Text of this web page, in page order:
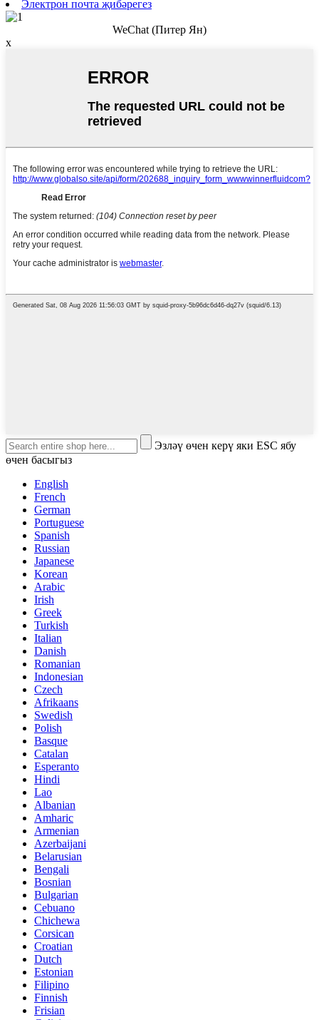
Электрон почта җибәрегез
WeChat (Питер Ян)
x
Эзләү өчен керү яки ESC ябу
өчен басыгыз
English
French
German
Portuguese
Spanish
Russian
Japanese
Korean
Arabic
Irish
Greek
Turkish
Italian
Danish
Romanian
Indonesian
Czech
Afrikaans
Swedish
Polish
Basque
Catalan
Esperanto
Hindi
Lao
Albanian
Amharic
Armenian
Azerbaijani
Belarusian
Bengali
Bosnian
Bulgarian
Cebuano
Chichewa
Corsican
Croatian
Dutch
Estonian
Filipino
Finnish
Frisian